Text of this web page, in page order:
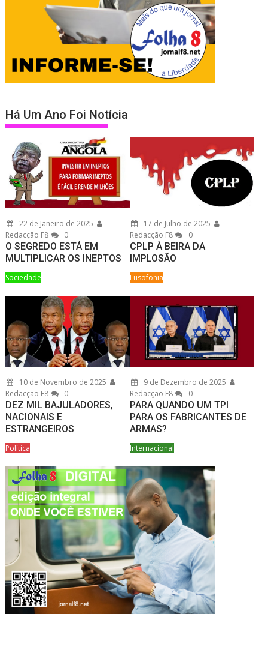
Há Um Ano Foi Notícia
22 de Janeiro de 2025
Redacção F8
0
O SEGREDO ESTÁ EM
MULTIPLICAR OS INEPTOS
Sociedade
17 de Julho de 2025
Redacção F8
0
CPLP À BEIRA DA
IMPLOSÃO
Lusofonia
10 de Novembro de 2025
Redacção F8
0
DEZ MIL BAJULADORES,
NACIONAIS E
ESTRANGEIROS
Política
9 de Dezembro de 2025
Redacção F8
0
PARA QUANDO UM TPI
PARA OS FABRICANTES DE
ARMAS?
Internacional